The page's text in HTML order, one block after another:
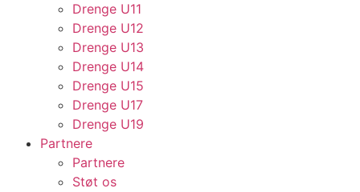
Drenge U11
Drenge U12
Drenge U13
Drenge U14
Drenge U15
Drenge U17
Drenge U19
Partnere
Partnere
Støt os